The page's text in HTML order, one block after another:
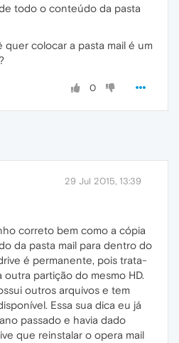
todo o conteúdo da pasta
quer colocar a pasta mail é um
0
29 Jul 2015, 13:39
correto bem como a cópia
da pasta mail para dentro do
é permanente, pois trata-
outra partição do mesmo HD.
outros arquivos e tem
Essa sua dica eu já
passado e havia dado
que reinstalar o opera mail